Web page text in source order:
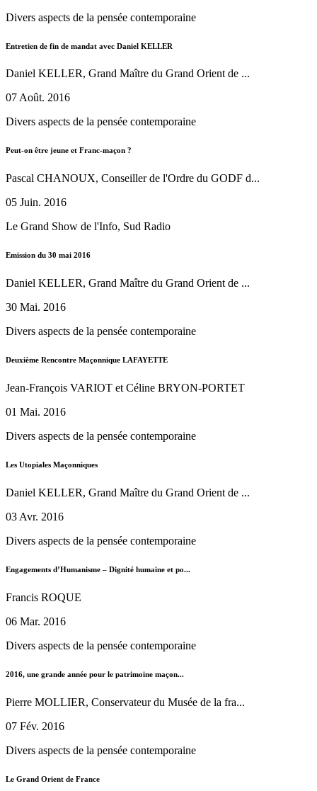
Divers aspects de la pensée contemporaine
Entretien de fin de mandat avec Daniel KELLER
Daniel KELLER, Grand Maître du Grand Orient de ...
07 Août. 2016
Divers aspects de la pensée contemporaine
Peut-on être jeune et Franc-maçon ?
Pascal CHANOUX, Conseiller de l'Ordre du GODF d...
05 Juin. 2016
Le Grand Show de l'Info, Sud Radio
Emission du 30 mai 2016
Daniel KELLER, Grand Maître du Grand Orient de ...
30 Mai. 2016
Divers aspects de la pensée contemporaine
Deuxième Rencontre Maçonnique LAFAYETTE
Jean-François VARIOT et Céline BRYON-PORTET
01 Mai. 2016
Divers aspects de la pensée contemporaine
Les Utopiales Maçonniques
Daniel KELLER, Grand Maître du Grand Orient de ...
03 Avr. 2016
Divers aspects de la pensée contemporaine
Engagements d’Humanisme – Dignité humaine et po...
Francis ROQUE
06 Mar. 2016
Divers aspects de la pensée contemporaine
2016, une grande année pour le patrimoine maçon...
Pierre MOLLIER, Conservateur du Musée de la fra...
07 Fév. 2016
Divers aspects de la pensée contemporaine
Le Grand Orient de France